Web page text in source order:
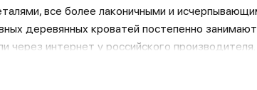
все более лаконичными и
деревянных кроватей постепенно
через интернет у российского производителя.